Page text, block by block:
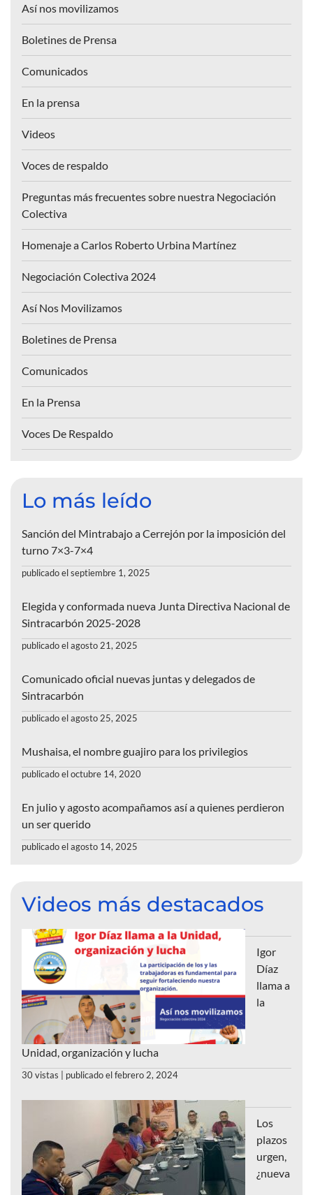
Así nos movilizamos
Boletines de Prensa
Comunicados
En la prensa
Videos
Voces de respaldo
Preguntas más frecuentes sobre nuestra Negociación
Colectiva
Homenaje a Carlos Roberto Urbina Martínez
Negociación Colectiva 2024
Así Nos Movilizamos
Boletines de Prensa
Comunicados
En la Prensa
Voces De Respaldo
Lo más leído
Sanción del Mintrabajo a Cerrejón por la imposición del
turno 7×3-7×4
publicado el septiembre 1, 2025
Elegida y conformada nueva Junta Directiva Nacional de
Sintracarbón 2025-2028
publicado el agosto 21, 2025
Comunicado oficial nuevas juntas y delegados de
Sintracarbón
publicado el agosto 25, 2025
Mushaisa, el nombre guajiro para los privilegios
publicado el octubre 14, 2020
En julio y agosto acompañamos así a quienes perdieron
un ser querido
publicado el agosto 14, 2025
Videos más destacados
Igor
Díaz
llama a
la
Unidad, organización y lucha
30 vistas publicado el febrero 2, 2024
Los
plazos
urgen,
¿nueva